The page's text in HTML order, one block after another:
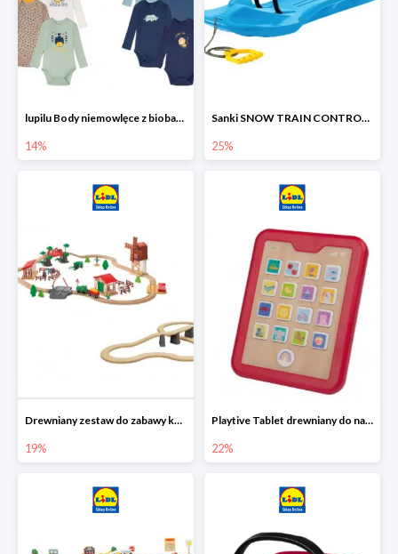
lupilu Body niemowlęce z biobawełny
14%
Sanki SNOW TRAIN CONTROL -25%
25%
Drewniany zestaw do zabawy kolejką - farma i wiadukt
19%
Playtive Tablet drewniany do nauki, interaktywny
22%